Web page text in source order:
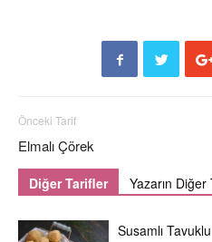
Önceki Tarif
Elmalı Çörek
Diğer Tarifler Yazarın
Susamlı